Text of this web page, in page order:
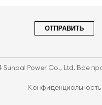
ОТПРАВИТЬ
Sunpal Power Co., Ltd. Все
Конфиденциальность